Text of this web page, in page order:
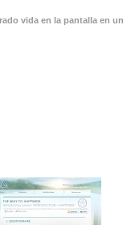
vida en la pantalla en